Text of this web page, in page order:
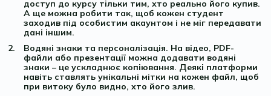
доступ до курсу тільки тим, хто реально його купив.
А ще можна робити так, щоб кожен студент
заходив під особистим акаунтом і не міг передавати
дані іншим.
Водяні знаки та персоналізація. На відео, PDF-
файли або презентації можна додавати водяні
знаки – це ускладнює копіювання. Деякі платформи
навіть ставлять унікальні мітки на кожен файл, щоб
при витоку було видно, хто його злив.